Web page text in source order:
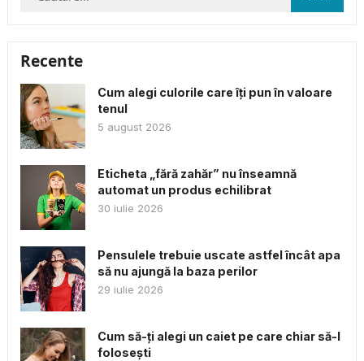
Recente
Cum alegi culorile care îți pun în valoare
tenul
5 august 2026
Eticheta „fără zahăr” nu înseamnă
automat un produs echilibrat
30 iulie 2026
Pensulele trebuie uscate astfel încât apa
să nu ajungă la baza perilor
29 iulie 2026
Cum să-ți alegi un caiet pe care chiar să-l
folosești